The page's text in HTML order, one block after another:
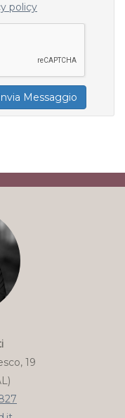
policy
Messaggio
19